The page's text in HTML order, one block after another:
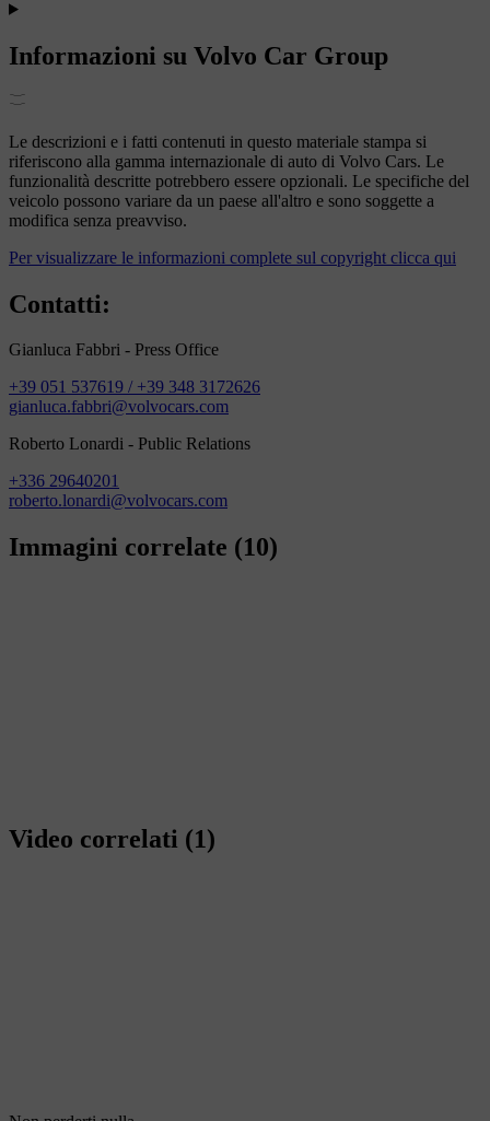
Informazioni su Volvo Car Group
Le descrizioni e i fatti contenuti in questo materiale stampa si
riferiscono alla gamma internazionale di auto di Volvo Cars. Le
funzionalità descritte potrebbero essere opzionali. Le specifiche del
veicolo possono variare da un paese all'altro e sono soggette a
modifica senza preavviso.
Per visualizzare le informazioni complete sul copyright clicca qui
Contatti:
Gianluca Fabbri - Press Office
+39 051 537619 / +39 348 3172626
gianluca.fabbri@volvocars.com
Roberto Lonardi - Public Relations
+336 29640201
roberto.lonardi@volvocars.com
Immagini correlate (10)
Video correlati (1)